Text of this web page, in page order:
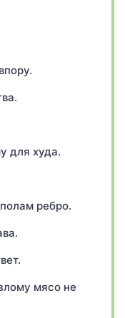
для худа.
ребро.
мясо не